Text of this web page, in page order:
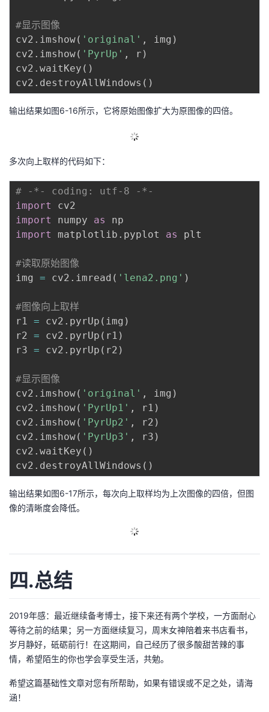
#显示图像
cv2 . imshow( 'original' , img )
cv2 . imshow( 'PyrUp' , r )
cv2 . waitKey ( )
cv2 . destroyAllWindows ( )
输出结果如图6-16所示，它将原始图像扩大为原图像的四倍。
多次向上取样的代码如下：
# -*- coding: utf-8 -*-
import
import
numpy as
import
matplotlib . pyplot as plt
#读取原始图像
img = cv2 . imread ( 'lena2.png' )
#图像向上取样
r1 = cv2 . pyrUp ( img )
r2 = cv2 . pyrUp ( r1 )
r3 = cv2 . pyrUp ( r2 )
#显示图像
cv2 . imshow( 'original' , img )
cv2 . imshow( 'PyrUp1' , r1 )
cv2 . imshow( 'PyrUp2' , r2 )
cv2 . imshow( 'PyrUp3' , r3 )
cv2 . waitKey ( )
cv2 . destroyAllWindows ( )
输出结果如图6-17所示，每次向上取样均为上次图像的四倍，但图
像的清晰度会降低。
四.总结
2019年感：最近继续备考博士，接下来还有两个学校，一方面耐心
等待之前的结果；另一方面继续复习，周末女神陪着来书店看书，
岁月静好，砥砺前行！在这期间，自己经历了很多酸甜苦辣的事
情，希望陌生的你也学会享受生活，共勉。
希望这篇基础性文章对您有所帮助，如果有错误或不足之处，请海
涵！